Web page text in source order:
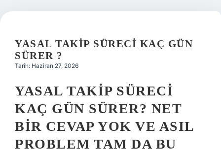
Yasal Uyarı
YASAL TAKIP SÜRECI KAÇ GÜN
SÜRER ?
Tarih: Haziran 27, 2026
YASAL TAKIP SÜRECI
KAÇ GÜN SÜRER? NET
BIR CEVAP YOK VE ASIL
PROBLEM TAM DA BU